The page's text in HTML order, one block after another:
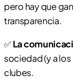
pero hay que
transparencia.
✅La
sociedad (y a
clubes.